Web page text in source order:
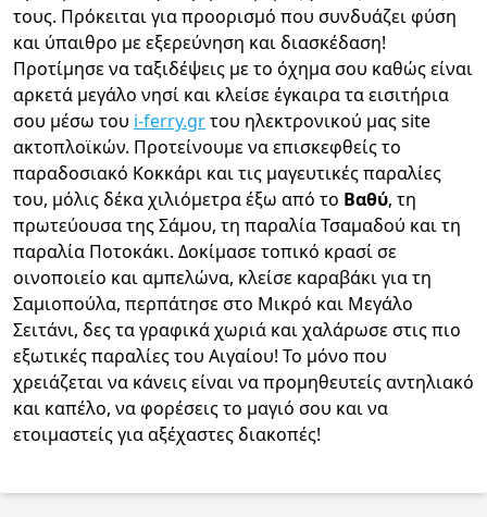
τους. Πρόκειται για προορισμό που συνδυάζει φύση
και ύπαιθρο με εξερεύνηση και διασκέδαση!
Προτίμησε να ταξιδέψεις με το όχημα σου καθώς είναι
αρκετά μεγάλο νησί και κλείσε έγκαιρα τα εισιτήρια
σου μέσω του i-ferry.grτου ηλεκτρονικού μας site
ακτοπλοϊκών. Προτείνουμε να επισκεφθείς το
παραδοσιακό Κοκκάρι και τις μαγευτικές παραλίες
του, μόλις δέκα χιλιόμετρα έξω από το Βαθύ, τη
πρωτεύουσα της Σάμου, τη παραλία Τσαμαδού και τη
παραλία Ποτοκάκι. Δοκίμασε τοπικό κρασί σε
οινοποιείο και αμπελώνα, κλείσε καραβάκι για τη
Σαμιοπούλα, περπάτησε στο Μικρό και Μεγάλο
Σειτάνι, δες τα γραφικά χωριά και χαλάρωσε στις πιο
εξωτικές παραλίες του Αιγαίου! Το μόνο που
χρειάζεται να κάνεις είναι να προμηθευτείς αντηλιακό
και καπέλο, να φορέσεις το μαγιό σου και να
ετοιμαστείς για αξέχαστες διακοπές!